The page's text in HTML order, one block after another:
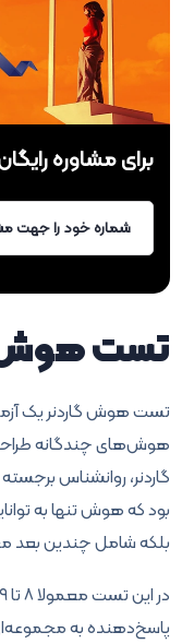
برای مشاوره
تست هوش
تست هوش گاردنر یک
هوش‌های چندگانه
گاردنر، روانشناس
بود که هوش تنها به
بلکه شامل چندین بعد
پاسخ‌دهنده به